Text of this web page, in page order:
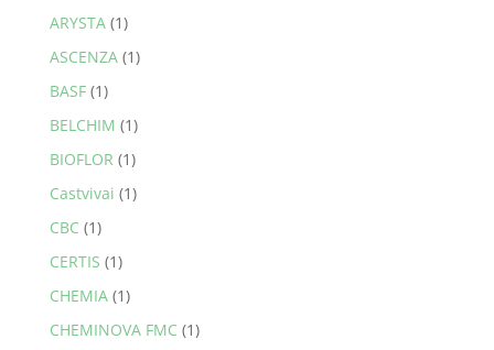
ARYSTA (1)
ASCENZA (1)
BASF (1)
BELCHIM (1)
BIOFLOR (1)
Castvivai (1)
CBC (1)
CERTIS (1)
CHEMIA (1)
CHEMINOVA FMC (1)